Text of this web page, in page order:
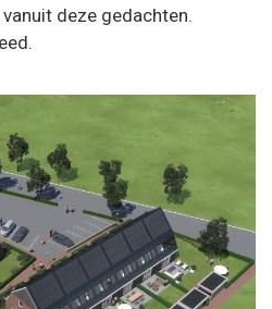
deze gedachten.